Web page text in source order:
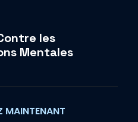
les
Mentales
MAINTENANT